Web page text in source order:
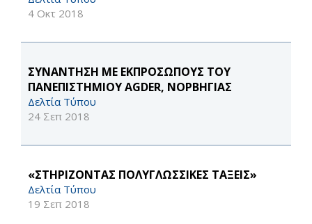
4 Οκτ 2018
ΣΥΝΑΝΤΗΣΗ ΜΕ ΕΚΠΡΟΣΩΠΟΥΣ ΤΟΥ
ΠΑΝΕΠΙΣΤΗΜΙΟΥ AGDER, ΝΟΡΒΗΓΙΑΣ
Δελτία Τύπου
24 Σεπ 2018
«ΣΤΗΡΙΖΟΝΤΑΣ ΠΟΛΥΓΛΩΣΣΙΚΕΣ ΤΑΞΕΙΣ»
Δελτία Τύπου
19 Σεπ 2018